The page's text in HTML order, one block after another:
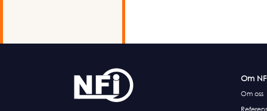
Om
Om oss